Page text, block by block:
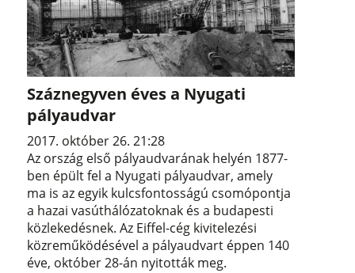
Száznegyven éves a Nyugati
pályaudvar
2017. október 26. 21:28
Az ország első pályaudvarának helyén 1877-
ben épült fel a Nyugati pályaudvar, amely
ma is az egyik kulcsfontosságú csomópontja
a hazai vasúthálózatoknak és a budapesti
közlekedésnek. Az Eiffel-cég kivitelezési
közreműködésével a pályaudvart éppen 140
éve, október 28-án nyitották meg.